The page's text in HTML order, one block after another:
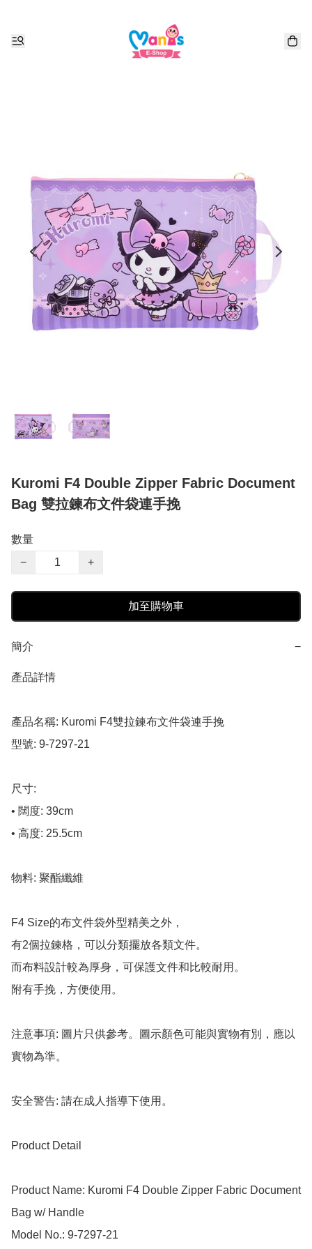
Kuromi F4 Double Zipper Fabric Document
Bag 雙拉鍊布文件袋連手挽
數量
−
+
加至購物車
簡介 −
產品詳情
產品名稱: Kuromi F4雙拉鍊布文件袋連手挽
型號: 9-7297-21
尺寸:
• 闊度: 39cm
• 高度: 25.5cm
物料: 聚酯纖維
F4 Size的布文件袋外型精美之外，
有2個拉鍊格，可以分類擺放各類文件。
而布料設計較為厚身，可保護文件和比較耐用。
附有手挽，方便使用。
注意事項: 圖片只供參考。圖示顏色可能與實物有別，應以
實物為準。
安全警告: 請在成人指導下使用。
Product Detail
Product Name: Kuromi F4 Double Zipper Fabric Document
Bag w/ Handle
Model No.: 9-7297-21